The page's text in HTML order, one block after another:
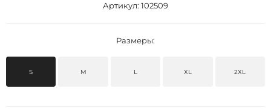
Артикул: 102509
Размеры:
S M L XL 2XL